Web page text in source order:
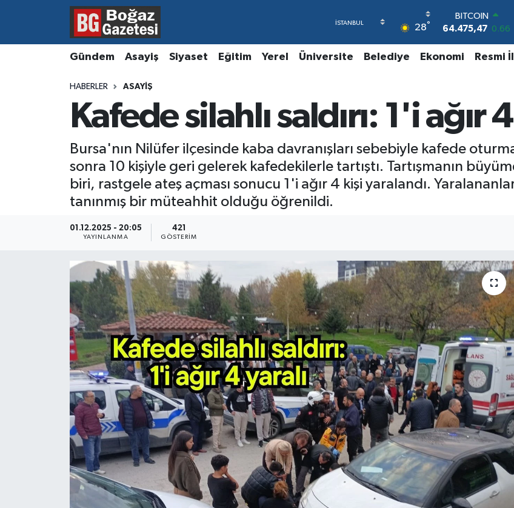
28°
BITCOIN
64.475,47
0.66
EURO
GRAM ALTIN
6518.23
0.39
13.703
0
Gündem Asayiş Siyaset Eğitim Yerel Üniversite Belediye Ekonomi Resmi
HABERLER ASAYIŞ
Kafede silahlı saldırı: 1'i ağır
Bursa'nın Nilüfer ilçesinde kaba davranışları sebebiyle kafede
sonra 10 kişiyle geri gelerek kafedekilerle tartıştı. Tartışmanın
biri, rastgele ateş açması sonucu 1'i ağır 4 kişi yaralandı.
tanınmış bir müteahhit olduğu öğrenildi.
01.12.2025 - 20:05
YAYINLANMA
421
GÖSTERIM
Asayiş
Kültür ve Sanat
Magazin
Resmi İlanlar
Hava Durumu
Süper Lig Puan Durumu ve Fikstür
Son Dakika Haberleri
Haber Arşivi